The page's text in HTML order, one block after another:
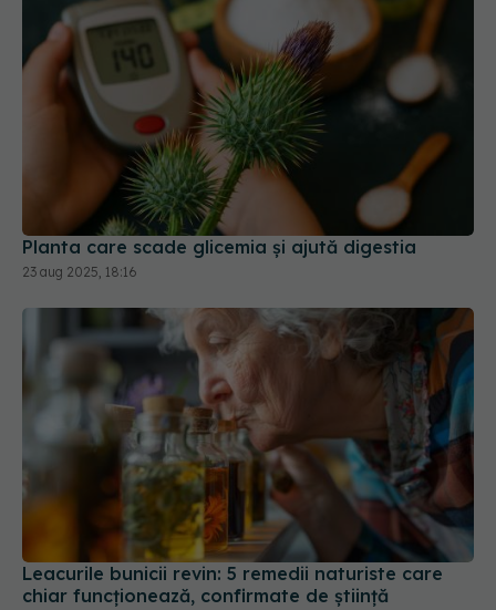
Planta care scade glicemia și ajută digestia
23 aug 2025, 18:16
Leacurile bunicii revin: 5 remedii naturiste care
chiar funcționează, confirmate de știință